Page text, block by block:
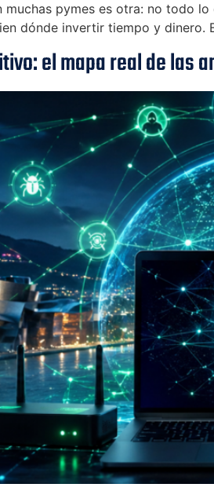
pymes es otra: no todo
dónde invertir tiempo y dinero.
el mapa real de las